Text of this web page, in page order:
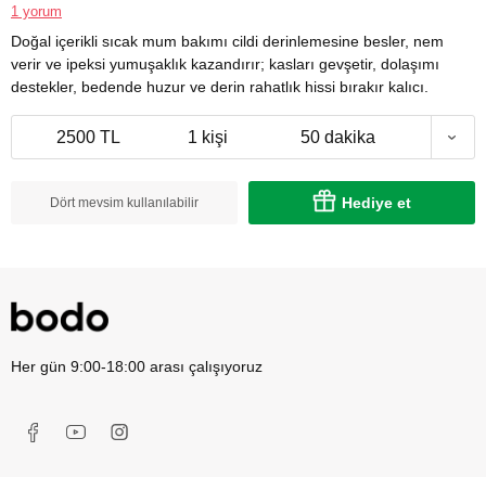
1 yorum
Doğal içerikli sıcak mum bakımı cildi derinlemesine besler, nem
verir ve ipeksi yumuşaklık kazandırır; kasları gevşetir, dolaşımı
destekler, bedende huzur ve derin rahatlık hissi bırakır kalıcı.
2500 TL 1 kişi 50 dakika
Dört mevsim kullanılabilir Hediye et
Her gün 9:00-18:00 arası çalışıyoruz